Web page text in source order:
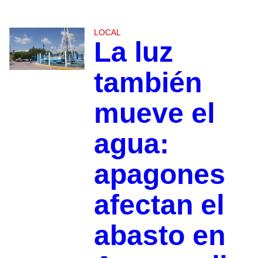
LOCAL
La luz
también
mueve el
agua:
apagones
afectan el
abasto en